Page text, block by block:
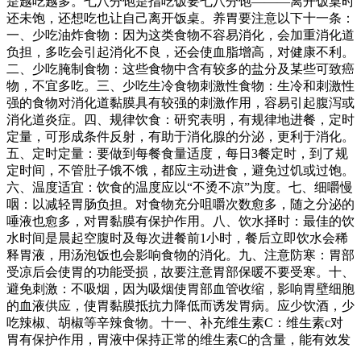
还未饱，还想吃也让自己离开饭桌。养胃要注意以下十一条：
一、少吃油炸食物：因为这类食物不容易消化，会加重消化道
负担，多吃会引起消化不良，还会使血脂增高，对健康不利。
二、少吃腌制食物：这些食物中含有较多的盐分及某些可致癌
物，不宜多吃。三、少吃生冷食物刺激性食物：生冷和刺激性
强的食物对消化道黏膜具有较强的刺激作用，容易引起腹泻或
消化道炎症。四、规律饮食：研究表明，有规律地进餐，定时
定量，可形成条件反射，有助于消化腺的分泌，更利于消化。
五、定时定量：要做到每餐食量适度，每日3餐定时，到了规
定时间，不管肚子饿不饿，都应主动进食，避免过饥或过饱。
六、温度适宜：饮食的温度应以“不烫不凉”为度。七、细嚼慢
咽：以减轻胃肠负担。对食物充分咀嚼次数愈多，随之分泌的
唾液也愈多，对胃黏膜有保护作用。八、饮水择时：最佳的饮
水时间是晨起空腹时及每次进餐前1小时，餐后立即饮水会稀
释胃液，用汤泡饭也会影响食物的消化。九、注意防寒：胃部
受凉后会使胃的功能受损，故要注意胃部保暖不要受寒。十、
避免刺激：不吸烟，因为吸烟使胃部血管收缩，影响胃壁细胞
的血液供应，使胃黏膜抵抗力降低而诱发胃病。应少饮酒，少
吃辣椒、胡椒等辛辣食物。十一、补充维生素C：维生素c对
胃有保护作用，胃液中保持正常的维生素C的含量，能有效发